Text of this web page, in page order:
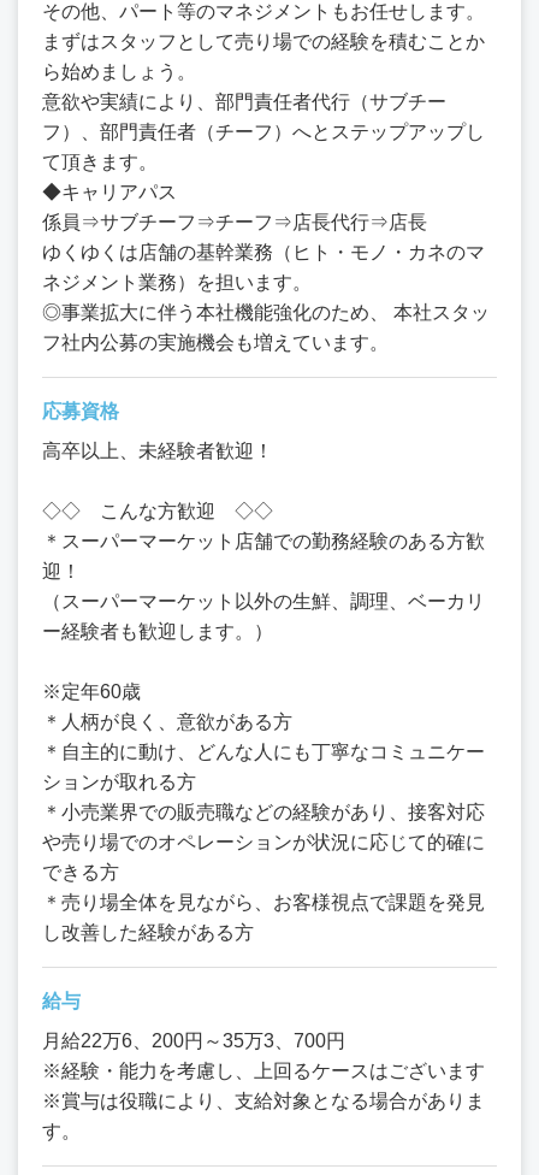
その他、パート等のマネジメントもお任せします。
まずはスタッフとして売り場での経験を積むことか
ら始めましょう。
意欲や実績により、部門責任者代行（サブチー
フ）、部門責任者（チーフ）へとステップアップし
て頂きます。
◆キャリアパス
係員⇒サブチーフ⇒チーフ⇒店長代行⇒店長
ゆくゆくは店舗の基幹業務（ヒト・モノ・カネのマ
ネジメント業務）を担います。
◎事業拡大に伴う本社機能強化のため、 本社スタッ
フ社内公募の実施機会も増えています。
応募資格
高卒以上、未経験者歓迎！
◇◇ こんな方歓迎 ◇◇
＊スーパーマーケット店舗での勤務経験のある方歓
迎！
（スーパーマーケット以外の生鮮、調理、ベーカリ
ー経験者も歓迎します。）
※定年60歳
＊人柄が良く、意欲がある方
＊自主的に動け、どんな人にも丁寧なコミュニケー
ションが取れる方
＊小売業界での販売職などの経験があり、接客対応
や売り場でのオペレーションが状況に応じて的確に
できる方
＊売り場全体を見ながら、お客様視点で課題を発見
し改善した経験がある方
給与
月給22万6、200円～35万3、700円
※経験・能力を考慮し、上回るケースはございます
※賞与は役職により、支給対象となる場合がありま
す。